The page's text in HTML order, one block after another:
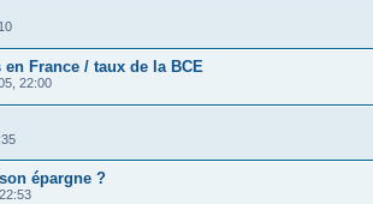
France / taux de la BCE
22:00
épargne ?